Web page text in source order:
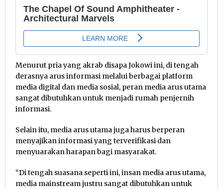
Menurut pria yang akrab disapa Jokowi ini, di tengah
derasnya arus informasi melalui berbagai platform
media digital dan media sosial, peran media arus utama
sangat dibutuhkan untuk menjadi rumah penjernih
informasi.
Selain itu, media arus utama juga harus berperan
menyajikan informasi yang terverifikasi dan
menyuarakan harapan bagi masyarakat.
“Di tengah suasana seperti ini, insan media arus utama,
media mainstream justru sangat dibutuhkan untuk